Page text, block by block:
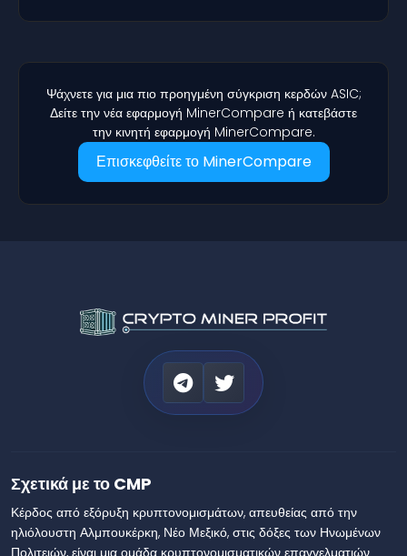
Ψάχνετε για μια πιο προηγμένη σύγκριση κερδών ASIC;
Δείτε την νέα εφαρμογή MinerCompare ή κατεβάστε
την κινητή εφαρμογή MinerCompare.
Επισκεφθείτε το MinerCompare
Σχετικά με το CMP
Κέρδος από εξόρυξη κρυπτονομισμάτων, απευθείας από την
ηλιόλουστη Αλμπουκέρκη, Νέο Μεξικό, στις δόξες των Ηνωμένων